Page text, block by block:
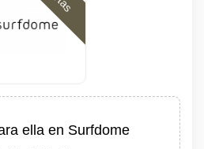
ella en Surfdome